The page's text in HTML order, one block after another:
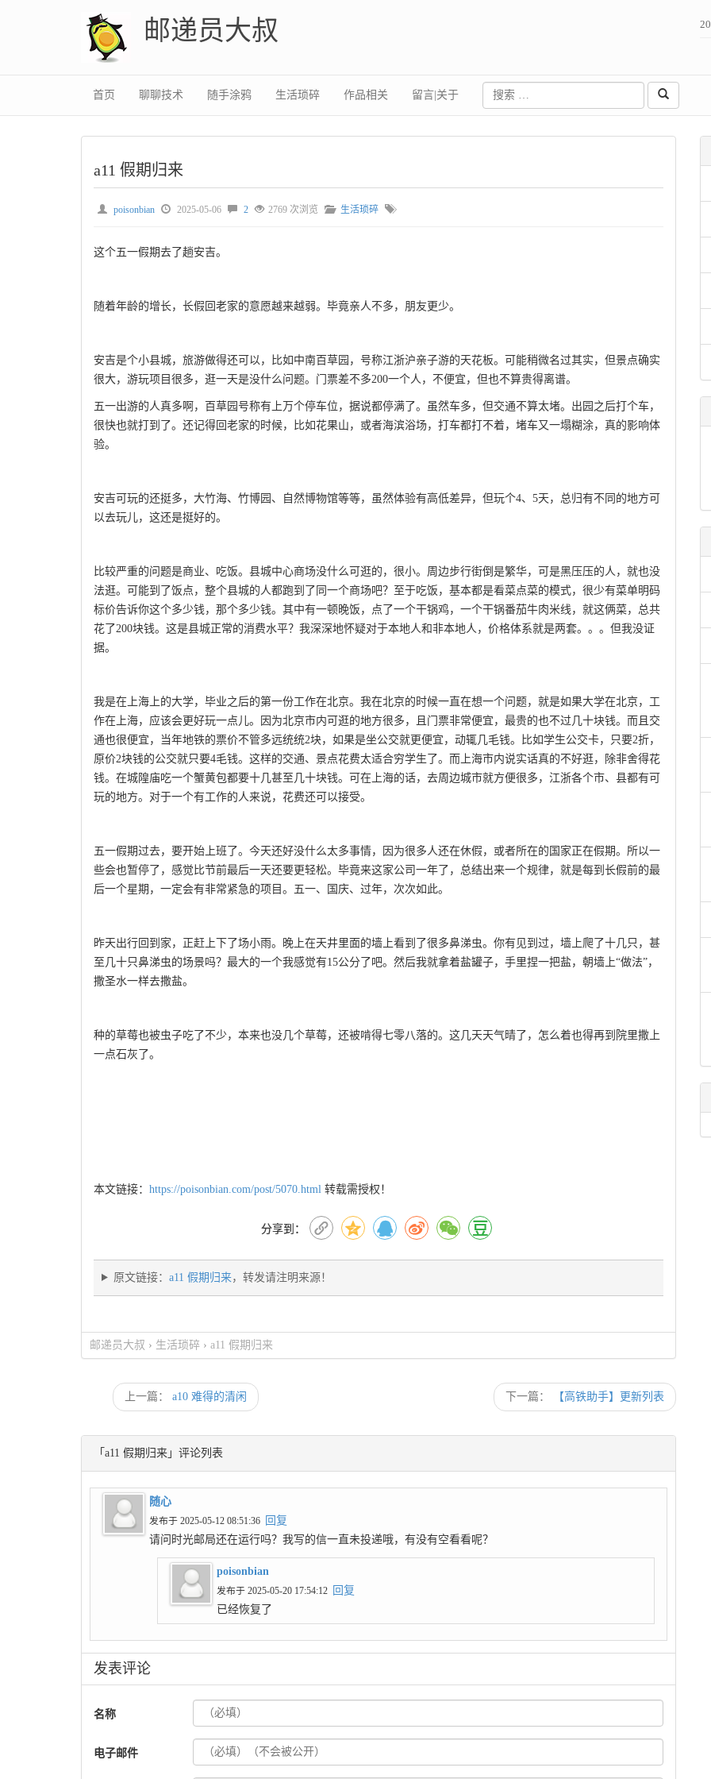
邮递员大叔
首页 聊聊技术 随手涂鸦 生活琐碎 作品相关 留言|关于
a11 假期归来
poisonbian 2025-05-06 2 2769 次浏览 生活琐碎
这个五一假期去了趟安吉。
随着年龄的增长，长假回老家的意愿越来越弱。毕竟亲人不多，朋友更少。
安吉是个小县城，旅游做得还可以，比如中南百草园，号称江浙沪亲子游的天花板。可能稍微名过其实，但景点确实
很大，游玩项目很多，逛一天是没什么问题。门票差不多200一个人，不便宜，但也不算贵得离谱。
五一出游的人真多啊，百草园号称有上万个停车位，据说都停满了。虽然车多，但交通不算太堵。出园之后打个车，
很快也就打到了。还记得回老家的时候，比如花果山，或者海滨浴场，打车都打不着，堵车又一塌糊涂，真的影响体
验。
安吉可玩的还挺多，大竹海、竹博园、自然博物馆等等，虽然体验有高低差异，但玩个4、5天，总归有不同的地方可
以去玩儿，这还是挺好的。
比较严重的问题是商业、吃饭。县城中心商场没什么可逛的，很小。周边步行街倒是繁华，可是黑压压的人，就也没
法逛。可能到了饭点，整个县城的人都跑到了同一个商场吧？至于吃饭，基本都是看菜点菜的模式，很少有菜单明码
标价告诉你这个多少钱，那个多少钱。其中有一顿晚饭，点了一个干锅鸡，一个干锅番茄牛肉米线，就这俩菜，总共
花了200块钱。这是县城正常的消费水平？我深深地怀疑对于本地人和非本地人，价格体系就是两套。。。但我没证
据。
我是在上海上的大学，毕业之后的第一份工作在北京。我在北京的时候一直在想一个问题，就是如果大学在北京，工
作在上海，应该会更好玩一点儿。因为北京市内可逛的地方很多，且门票非常便宜，最贵的也不过几十块钱。而且交
通也很便宜，当年地铁的票价不管多远统统2块，如果是坐公交就更便宜，动辄几毛钱。比如学生公交卡，只要2折，
原价2块钱的公交就只要4毛钱。这样的交通、景点花费太适合穷学生了。而上海市内说实话真的不好逛，除非舍得花
钱。在城隍庙吃一个蟹黄包都要十几甚至几十块钱。可在上海的话，去周边城市就方便很多，江浙各个市、县都有可
玩的地方。对于一个有工作的人来说，花费还可以接受。
五一假期过去，要开始上班了。今天还好没什么太多事情，因为很多人还在休假，或者所在的国家正在假期。所以一
些会也暂停了，感觉比节前最后一天还要更轻松。毕竟来这家公司一年了，总结出来一个规律，就是每到长假前的最
后一个星期，一定会有非常紧急的项目。五一、国庆、过年，次次如此。
昨天出行回到家，正赶上下了场小雨。晚上在天井里面的墙上看到了很多鼻涕虫。你有见到过，墙上爬了十几只，甚
至几十只鼻涕虫的场景吗？最大的一个我感觉有15公分了吧。然后我就拿着盐罐子，手里捏一把盐，朝墙上“做法”，
撒圣水一样去撒盐。
种的草莓也被虫子吃了不少，本来也没几个草莓，还被啃得七零八落的。这几天天气晴了，怎么着也得再到院里撒上
一点石灰了。
本文链接： https://poisonbian.com/post/5070.html 转载需授权！
分享到：
原文链接： a11 假期归来，转发请注明来源！
邮递员大叔 › 生活琐碎 › a11 假期归来
上一篇： a10 难得的清闲 下一篇： 【高铁助手】更新列表
「a11 假期归来」评论列表
随心
发布于 2025-05-12 08:51:36
回复
请问时光邮局还在运行吗？我写的信一直未投递哦，有没有空看看呢？
poisonbian
发布于 2025-05-20 17:54:12
回复
已经恢复了
发表评论
名称
电子邮件